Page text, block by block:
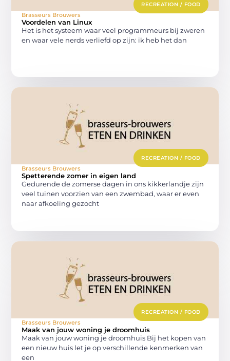
RECREATION / FOOD
Brasseurs Brouwers
Voordelen van Linux
Het is het systeem waar veel programmeurs bij zweren
en waar vele nerds verliefd op zijn: ik heb het dan
RECREATION / FOOD
Brasseurs Brouwers
Spetterende zomer in eigen land
Gedurende de zomerse dagen in ons kikkerlandje zijn
veel tuinen voorzien van een zwembad, waar er even
naar afkoeling gezocht
RECREATION / FOOD
Brasseurs Brouwers
Maak van jouw woning je droomhuis
Maak van jouw woning je droomhuis Bij het kopen van
een nieuw huis let je op verschillende kenmerken van
een